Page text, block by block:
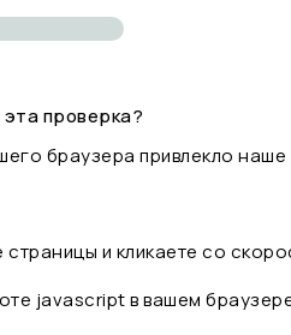
проверка?
браузера привлекло наше
страницы и кликаете со
javascript в вашем